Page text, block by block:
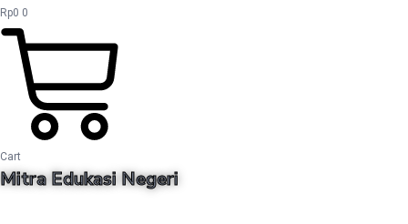
Rp0 0
Cart
Mitra Edukasi Negeri